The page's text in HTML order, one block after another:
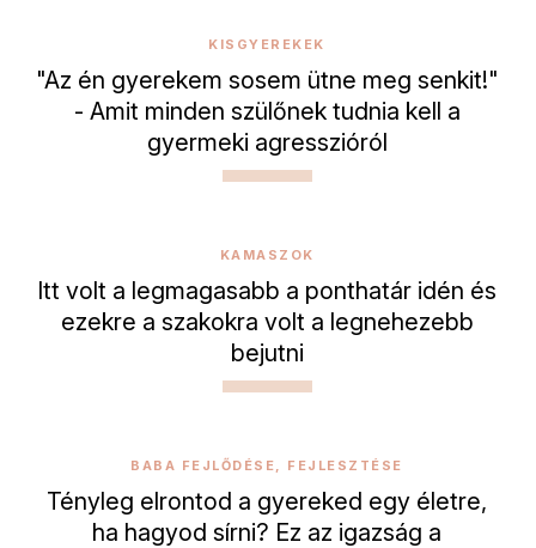
KISGYEREKEK
"Az én gyerekem sosem ütne meg senkit!"
- Amit minden szülőnek tudnia kell a
gyermeki agresszióról
KAMASZOK
Itt volt a legmagasabb a ponthatár idén és
ezekre a szakokra volt a legnehezebb
bejutni
BABA FEJLŐDÉSE, FEJLESZTÉSE
Tényleg elrontod a gyereked egy életre,
ha hagyod sírni? Ez az igazság a